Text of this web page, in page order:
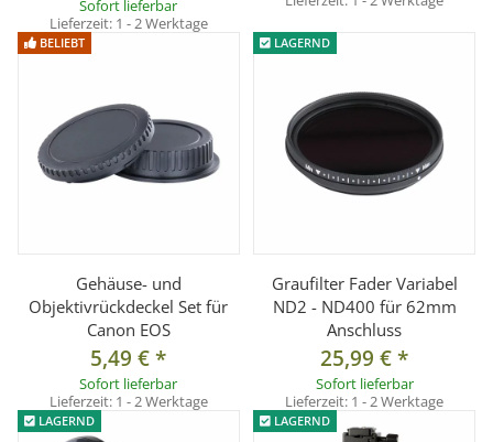
Sofort lieferbar
Lieferzeit: 1 - 2 Werktage
BELIEBT
Gehäuse- und
Objektivrückdeckel Set für
Canon EOS
5,49 €*
Sofort lieferbar
Lieferzeit: 1 - 2 Werktage
LAGERND
Graufilter Fader Variabel
ND2 - ND400 für 62mm
Anschluss
25,99 €*
Sofort lieferbar
Lieferzeit: 1 - 2 Werktage
LAGERND LAGERND